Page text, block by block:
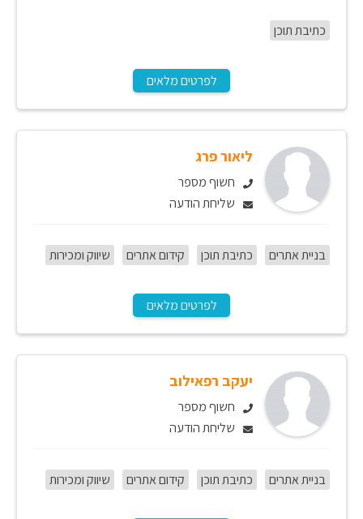
כתיבת תוכן
לפרטים מלאים
ליאור פרג
חשוף מספר
שליחת הודעה
בניית אתרים כתיבת תוכן קידום אתרים שיווק ומכירות
לפרטים מלאים
יעקב רפאילוב
חשוף מספר
שליחת הודעה
בניית אתרים כתיבת תוכן קידום אתרים שיווק ומכירות